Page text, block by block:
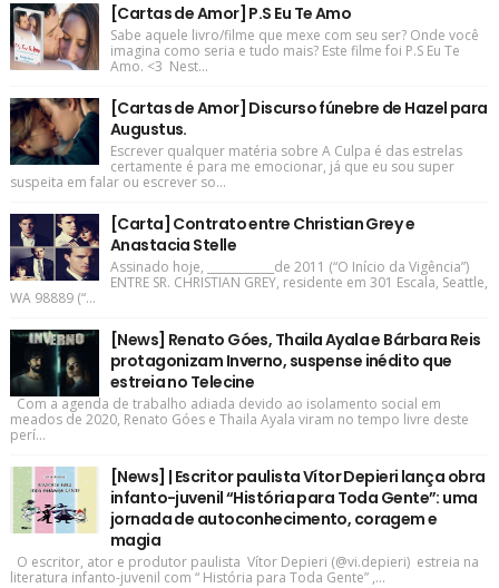
[Cartas de Amor] P.S Eu Te Amo
Sabe aquele livro/filme que mexe com seu ser? Onde você
imagina como seria e tudo mais? Este filme foi P.S Eu Te
Amo. <3 Nest...
[Cartas de Amor] Discurso fúnebre de Hazel para
Augustus.
Escrever qualquer matéria sobre A Culpa é das estrelas
certamente é para me emocionar, já que eu sou super
suspeita em falar ou escrever so...
[Carta] Contrato entre Christian Grey e
Anastacia Stelle
Assinado hoje, ____________de 2011 (“O Início da Vigência”)
ENTRE SR. CHRISTIAN GREY, residente em 301 Escala, Seattle,
WA 98889 (“...
[News] Renato Góes, Thaila Ayala e Bárbara Reis
protagonizam Inverno, suspense inédito que
estreia no Telecine
Com a agenda de trabalho adiada devido ao isolamento social em
meados de 2020, Renato Góes e Thaila Ayala viram no tempo livre deste
perí...
[News] | Escritor paulista Vítor Depieri lança obra
infanto-juvenil “História para Toda Gente”: uma
jornada de autoconhecimento, coragem e
magia
O escritor, ator e produtor paulista Vítor Depieri (@vi.depieri) estreia na
literatura infanto-juvenil com “ História para Toda Gente” ,...